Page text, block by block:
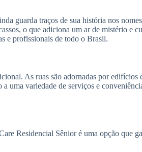
guarda traços de sua história nos
o que adiciona um ar de mistério e
e profissionais de todo o Brasil.
As ruas são adornadas por edifícios
uma variedade de serviços e
Residencial Sênior é uma opção que